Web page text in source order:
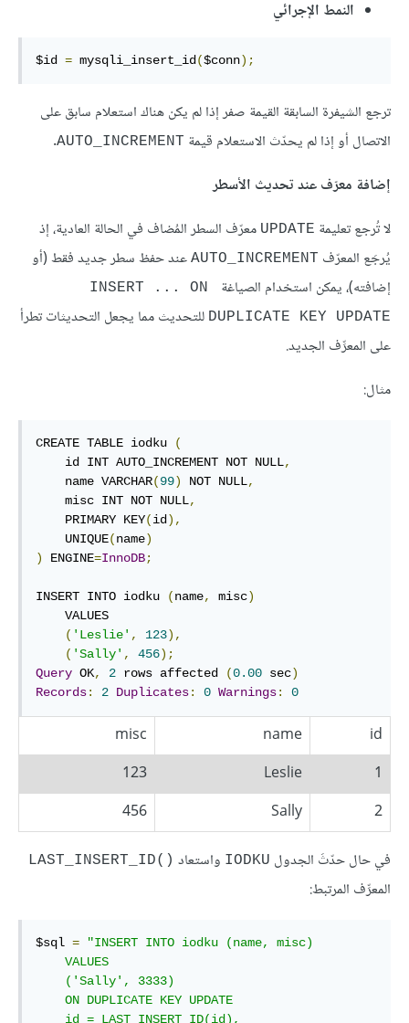
النمط الإجرائي
$id = mysqli_insert_id ($conn);
ترجع الشيفرة السابقة القيمة صفر إذا لم يكن هناك استعلام سابق على
الاتصال أو إذا لم يحدّث الاستعلام قيمة AUTO_INCREMENT
.
إضافة معرّف عند تحديث الأسطر
لا تُرجع تعليمة UPDATE معرّف السطر المُضاف في الحالة العادية، إذ
يُرجَع المعرّف AUTO_INCREMENT عند حفظ سطر جديد فقط (أو
إضافته)، يمكن استخدام الصياغة
INSERT ... ON
DUPLICATE KEY UPDATE للتحديث مما يجعل التحديثات تطرأ
على المعرِّف الجديد.
مثال:
CREATE TABLE iodku
(
    id INT AUTO_INCREMENT NOT NULL
,
    name VARCHAR
(99) NOT NULL,
    misc INT NOT NULL
,
    PRIMARY KEY
(id ),
    UNIQUE
(name)
)
ENGINE=InnoDB;
INSERT INTO iodku (name, misc)
( 'Leslie' , 123),
( 'Sally' , 456);
Query OK, 2 rows affected (0.00 sec)
Records: 2 Duplicates: 0 Warnings: 0
id
name
misc
1
Leslie
123
2
Sally
456
في حال حدّثَ الجدول IODKU واستعاد LAST_INSERT_ID()‎
المعرِّف المرتبط:
$sql =
"INSERT INTO iodku (name, misc)